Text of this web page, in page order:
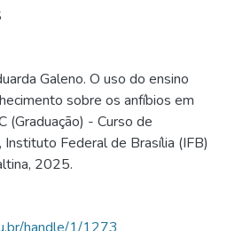
Galeno. O uso do ensino
sobre os anfíbios em
(Graduação) - Curso de
Instituto Federal de Brasília (IFB)
2025.